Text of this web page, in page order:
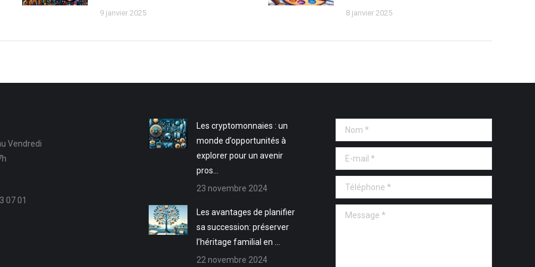
9 janvier 2025 8 janvier 2025
Vendredi
07 01
Les cryptomonnaies : un
monde d’opportunités à
explorer pour un avenir
pros…
23 novembre 2024
Les avantages de planifier
sa succession: préserver
l’héritage familial en …
22 novembre 2024
Nom *
E-mail *
Téléphone *
Message *